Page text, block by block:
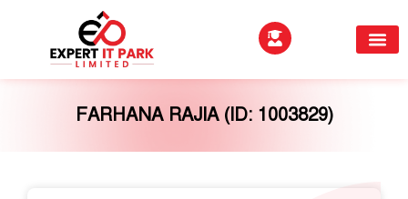
FARHANA RAJIA (ID: 1003829)